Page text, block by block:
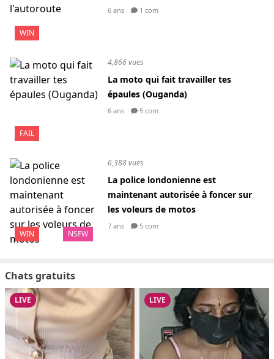
WIN
6 ans 1 com
FAIL
4,866 vues
La moto qui fait travailler tes
épaules (Ouganda)
6 ans 5 com
WIN NSFW
6,388 vues
La police londonienne est
maintenant autorisée à foncer sur
les voleurs de motos
7 ans 5 com
Chats gratuits